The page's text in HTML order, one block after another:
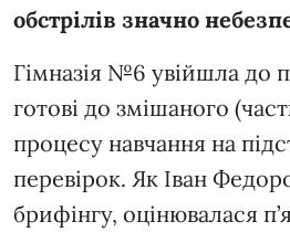
обстрілів значно
Гімназія №6 увійшла до
готові до змішаного
процесу навчання на
перевірок. Як Іван
брифінгу, оцінювалася